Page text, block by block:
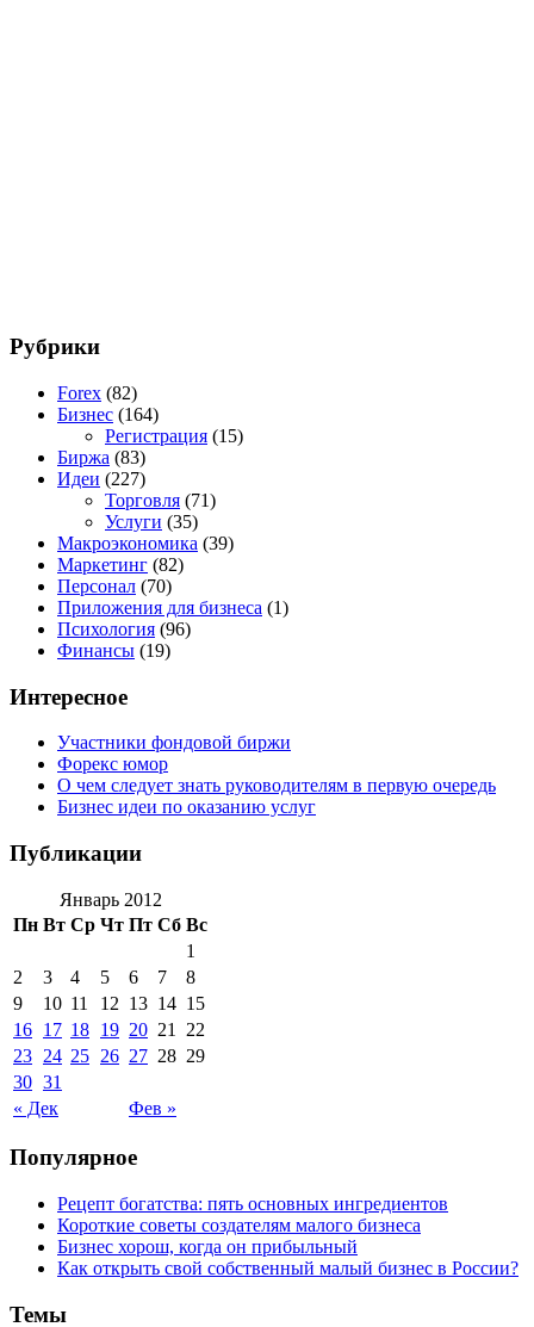
Рубрики
Forex (82)
Бизнес (164)
Регистрация (15)
Биржа (83)
Идеи (227)
Торговля (71)
Услуги (35)
Макроэкономика (39)
Маркетинг (82)
Персонал (70)
Приложения для бизнеса (1)
Психология (96)
Финансы (19)
Интересное
Участники фондовой биржи
Форекс юмор
О чем следует знать руководителям в первую очередь
Бизнес идеи по оказанию услуг
Публикации
Январь 2012
Пн Вт Ср Чт Пт Сб Вс
« Дек Фев »
1
2
3 4 5 6 7
8
9
10 11 12 13 14 15
16 17 18 19 20 21
22
23 24 25 26 27 28 29
30 31
Популярное
Рецепт богатства: пять основных ингредиентов
Короткие советы создателям малого бизнеса
Бизнес хорош, когда он прибыльный
Как открыть свой собственный малый бизнес в России?
Темы